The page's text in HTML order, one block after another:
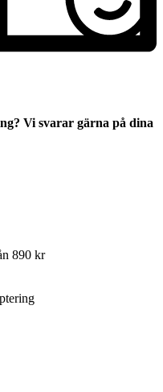
Vi svarar gärna på dina
890 kr